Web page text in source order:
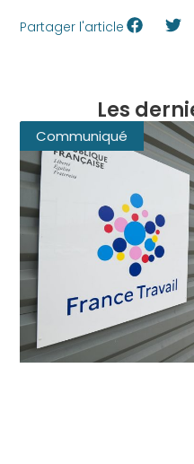
Partager l'article
Communiqué
Les